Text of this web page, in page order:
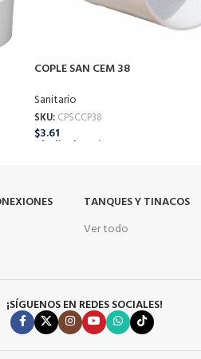
COPLE SAN CEM 38
Sanitario
SKU: CPSCCP38
$3.61
Añadir Al Carrito
TANQUES Y TINACOS
Ver todo
¡SÍGUENOS EN REDES SOCIALES!